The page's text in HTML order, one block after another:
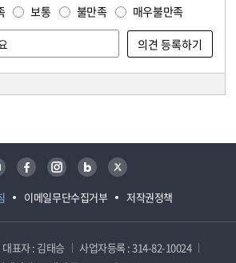
보통 불만족 매우불만족
이메일무단수집거부 저작권정책
페이스북 인스타그램 블로그 트위터
대표자 : 김태승
사업자등록 : 314-82-10024